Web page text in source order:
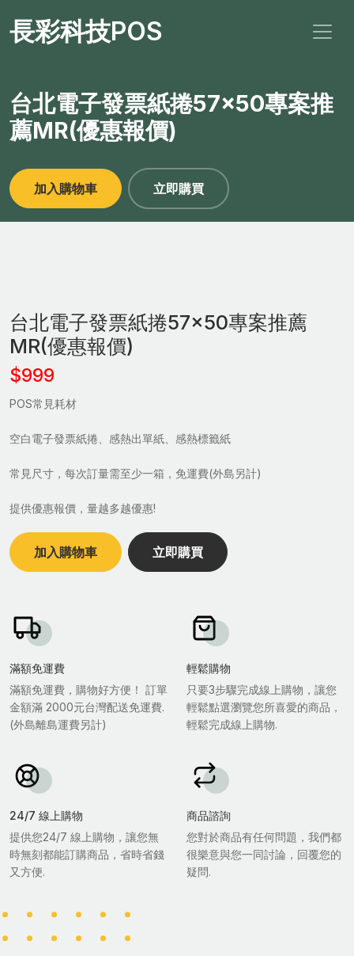
長彩科技POS
台北電子發票紙捲57×50專案推
薦MR(優惠報價)
加入購物車 立即購買
台北電子發票紙捲57×50專案推薦
MR(優惠報價)
$999
POS常見耗材
空白電子發票紙捲、感熱出單紙、感熱標籤紙
常見尺寸，每次訂量需至少一箱，免運費(外島另計)
提供優惠報價，量越多越優惠!
加入購物車 立即購買
滿額免運費
滿額免運費，購物好方便！ 訂單
金額滿 2000元台灣配送免運費.
(外島離島運費另計)
輕鬆購物
只要3步驟完成線上購物，讓您
輕鬆點選瀏覽您所喜愛的商品，
輕鬆完成線上購物.
24/7 線上購物
提供您24/7 線上購物，讓您無
時無刻都能訂購商品，省時省錢
又方便.
商品諮詢
您對於商品有任何問題，我們都
很樂意與您一同討論，回覆您的
疑問.